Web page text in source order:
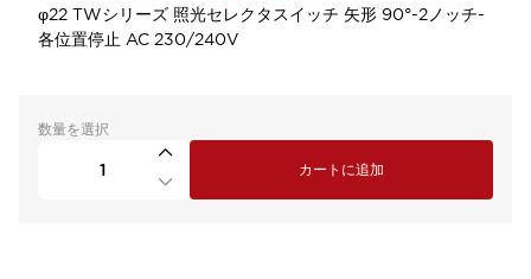
φ22 TWシリーズ 照光セレクタスイッチ 矢形 90°-2ノッチ-
各位置停止 AC 230/240V
数量を選択
カートに追加